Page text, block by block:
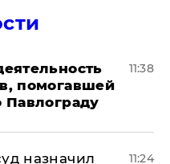
помогавшей
Павлограду
11:38
назначил
11:24